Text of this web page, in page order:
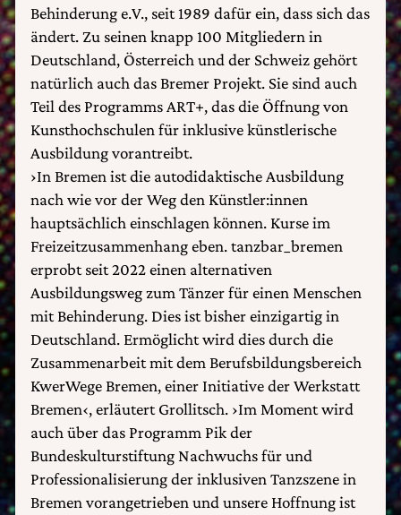
Behinderung e.V., seit 1989 dafür ein, dass sich das
ändert. Zu seinen knapp 100 Mitgliedern in
Deutschland, Österreich und der Schweiz gehört
natürlich auch das Bremer Projekt. Sie sind auch
Teil des Programms ART+, das die Öffnung von
Kunsthochschulen für inklusive künstlerische
Ausbildung vorantreibt.
›In Bremen ist die autodidaktische Ausbildung
nach wie vor der Weg den Künstler:innen
hauptsächlich einschlagen können. Kurse im
Freizeitzusammenhang eben. tanzbar_bremen
erprobt seit 2022 einen alternativen
Ausbildungsweg zum Tänzer für einen Menschen
mit Behinderung. Dies ist bisher einzigartig in
Deutschland. Ermöglicht wird dies durch die
Zusammenarbeit mit dem Berufsbildungsbereich
KwerWege Bremen, einer Initiative der Werkstatt
Bremen‹, erläutert Grollitsch. ›Im Moment wird
auch über das Programm Pik der
Bundeskulturstiftung Nachwuchs für und
Professionalisierung der inklusiven Tanzszene in
Bremen vorangetrieben und unsere Hoffnung ist